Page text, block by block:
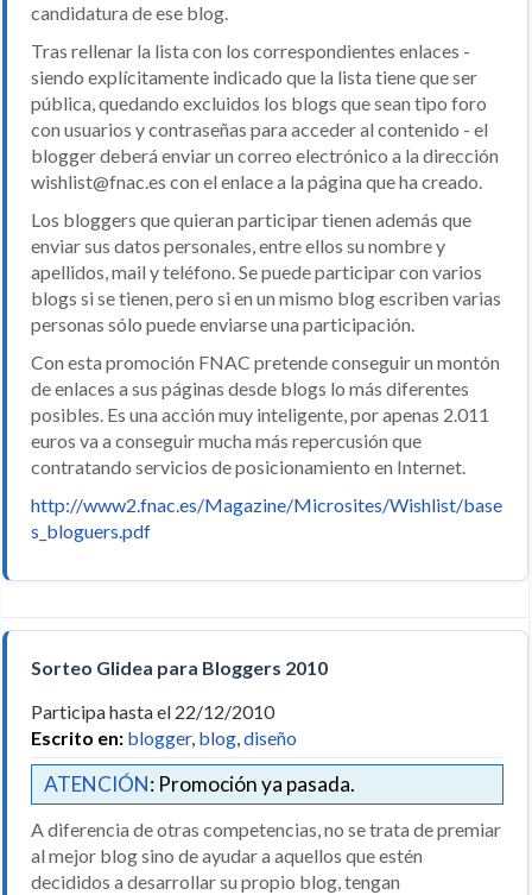
candidatura de ese blog.
Tras rellenar la lista con los correspondientes enlaces -
siendo explícitamente indicado que la lista tiene que ser
pública, quedando excluidos los blogs que sean tipo foro
con usuarios y contraseñas para acceder al contenido - el
blogger deberá enviar un correo electrónico a la dirección
wishlist@fnac.es con el enlace a la página que ha creado.
Los bloggers que quieran participar tienen además que
enviar sus datos personales, entre ellos su nombre y
apellidos, mail y teléfono. Se puede participar con varios
blogs si se tienen, pero si en un mismo blog escriben varias
personas sólo puede enviarse una participación.
Con esta promoción FNAC pretende conseguir un montón
de enlaces a sus páginas desde blogs lo más diferentes
posibles. Es una acción muy inteligente, por apenas 2.011
euros va a conseguir mucha más repercusión que
contratando servicios de posicionamiento en Internet.
http://www2.fnac.es/Magazine/Microsites/Wishlist/base
s_bloguers.pdf
Sorteo Glidea para Bloggers 2010
Participa hasta el 22/12/2010
Escrito en: blogger, blog,diseño
ATENCIÓN: Promoción ya pasada.
A diferencia de otras competencias, no se trata de premiar
al mejor blog sino de ayudar a aquellos que estén
decididos a desarrollar su propio blog, tengan